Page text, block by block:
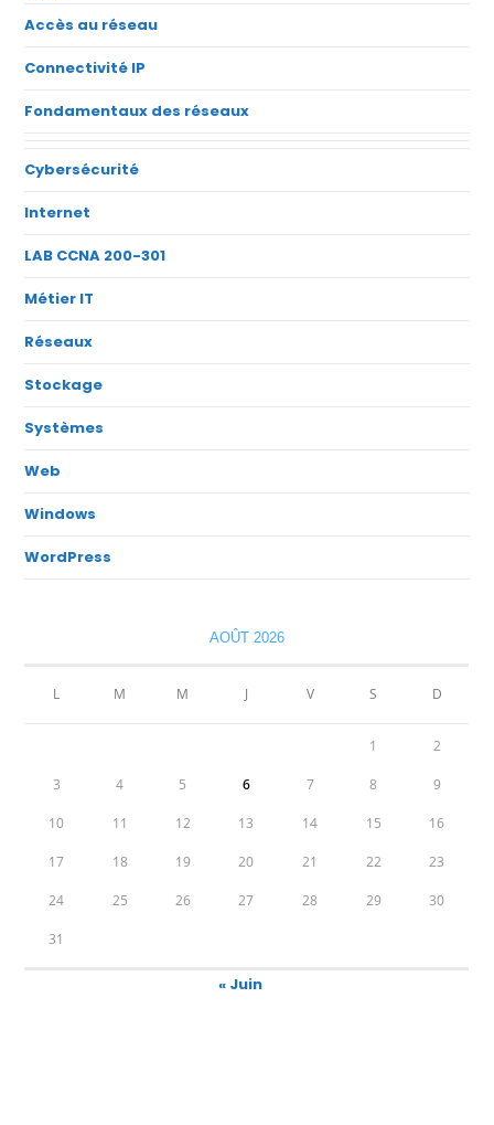
Accès au réseau
Connectivité IP
Fondamentaux des réseaux
Cybersécurité
Internet
LAB CCNA 200-301
Métier IT
Réseaux
Stockage
Systèmes
Web
Windows
WordPress
AOÛT 2026
L M M J V S D
1 2
3 4 5 6 7 8 9
10 11 12 13 14 15 16
17 18 19 20 21 22 23
24 25 26 27 28 29 30
31
« Juin